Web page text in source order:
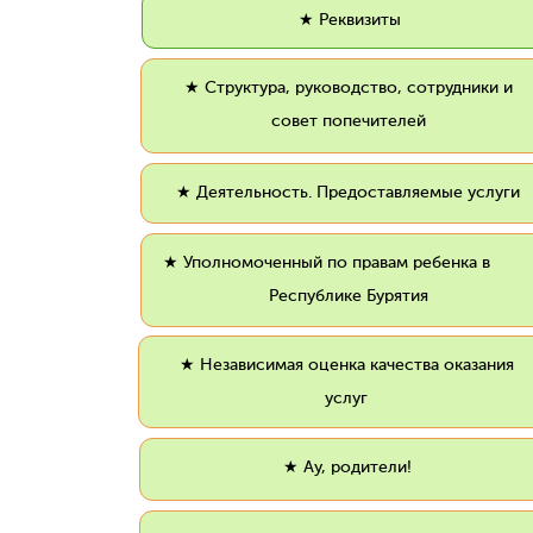
★ Реквизиты
★ Структура, руководство, сотрудники и
совет попечителей
★ Деятельность. Предоставляемые услуги
★ Уполномоченный по правам ребенка в
Республике Бурятия
★ Независимая оценка качества оказания
услуг
★ Ау, родители!